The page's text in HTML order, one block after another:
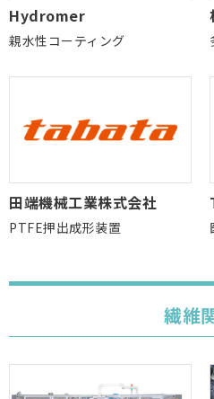
Hydromer
親水性コーティング
田端機械工業株式会社
PTFE押出成形装置
繊維